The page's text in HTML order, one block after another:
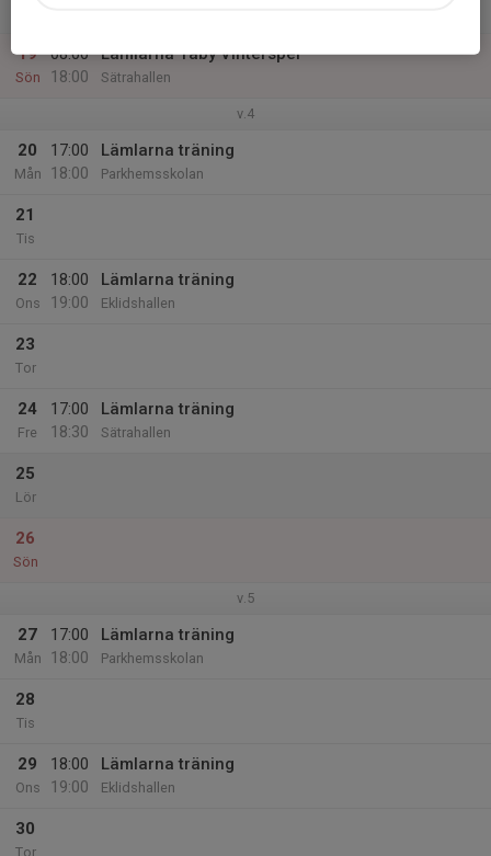
19
Sön
08:00
18:00
Lämlarna Täby Vinterspel
Sätrahallen
v.4
20
Mån
17:00
18:00
Lämlarna träning
Parkhemsskolan
21
Tis
22
Ons
18:00
19:00
Lämlarna träning
Eklidshallen
23
Tor
24
Fre
17:00
18:30
Lämlarna träning
Sätrahallen
25
Lör
26
Sön
v.5
27
Mån
17:00
18:00
Lämlarna träning
Parkhemsskolan
28
Tis
29
Ons
18:00
19:00
Lämlarna träning
Eklidshallen
30
Tor